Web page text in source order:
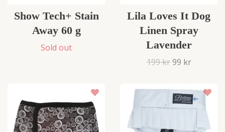
Show Tech+ Stain
Away 60 g
Sold out
Lila Loves It Dog
Linen Spray
Lavender
199 kr 99 kr